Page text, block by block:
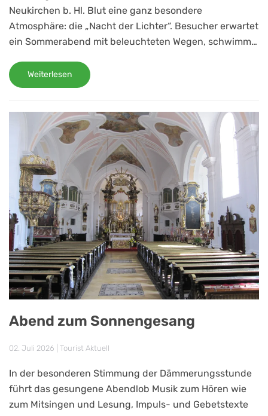
Neukirchen b. Hl. Blut eine ganz besondere
Atmosphäre: die „Nacht der Lichter“. Besucher erwartet
ein Sommerabend mit beleuchteten Wegen, schwimm…
Weiterlesen
Abend zum Sonnengesang
02. Juli 2026 Tourist Aktuell
In der besonderen Stimmung der Dämmerungsstunde
führt das gesungene Abendlob Musik zum Hören wie
zum Mitsingen und Lesung, Impuls- und Gebetstexte